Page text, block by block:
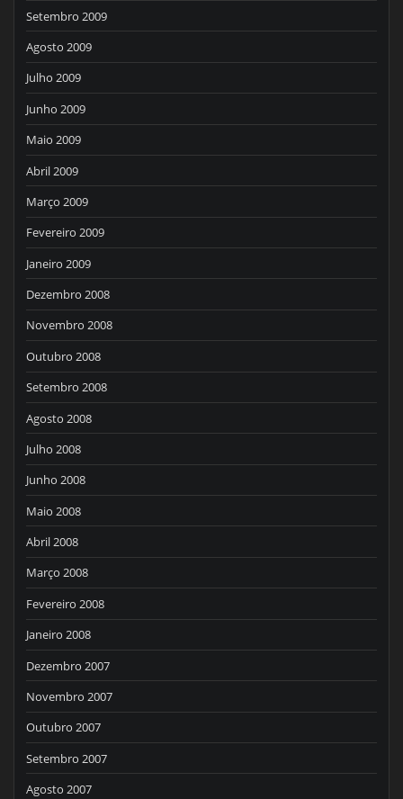
Setembro 2009
Agosto 2009
Julho 2009
Junho 2009
Maio 2009
Abril 2009
Março 2009
Fevereiro 2009
Janeiro 2009
Dezembro 2008
Novembro 2008
Outubro 2008
Setembro 2008
Agosto 2008
Julho 2008
Junho 2008
Maio 2008
Abril 2008
Março 2008
Fevereiro 2008
Janeiro 2008
Dezembro 2007
Novembro 2007
Outubro 2007
Setembro 2007
Agosto 2007